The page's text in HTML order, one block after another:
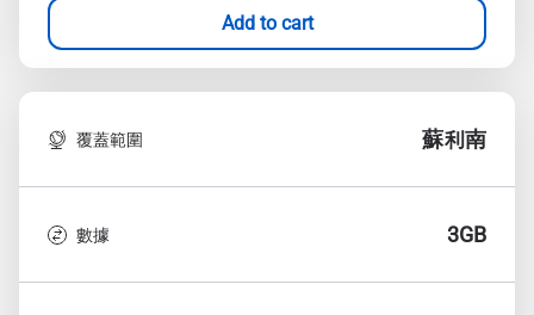
Add to cart
覆蓋範圍 蘇利南
數據 3GB